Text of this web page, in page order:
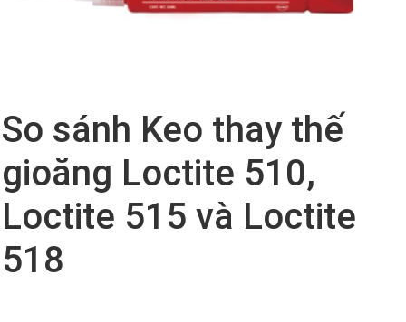
So sánh Keo thay thế
gioăng Loctite 510,
Loctite 515 và Loctite
518